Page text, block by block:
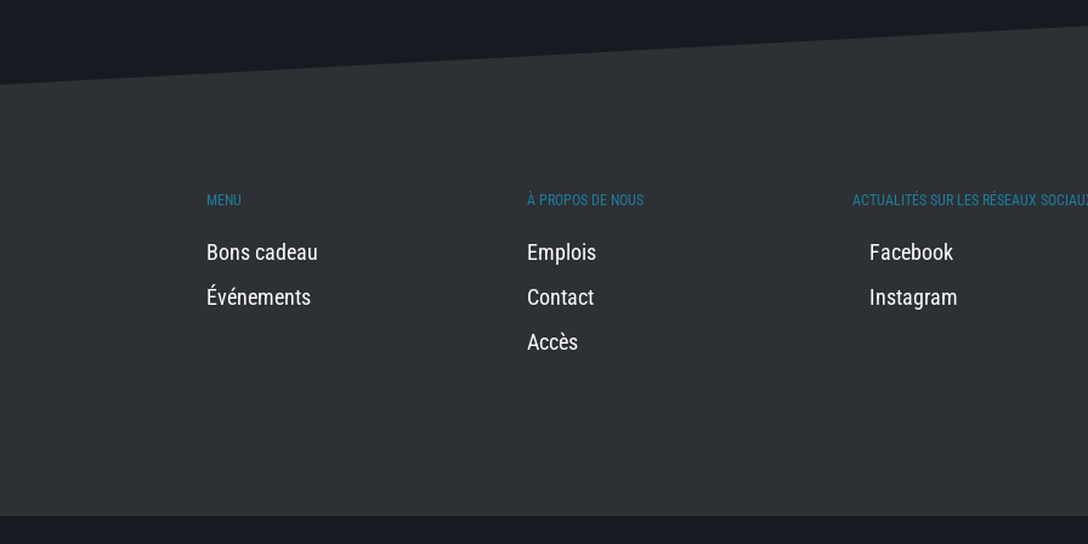
MENU
Bons cadeau
Événements
À PROPOS DE NOUS
Emplois
Contact
Accès
ACTUALITÉS SUR LES RÉSEAUX
Facebook
Instagram